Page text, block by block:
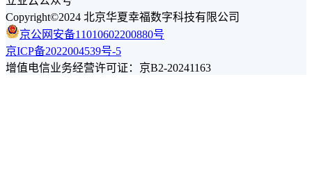
Copyright©2024 北京华夏幸福数字科技有限公司
京公网安备11010602200880号
京ICP备2022004539号-5
增值电信业务经营许可证：京B2-20241163